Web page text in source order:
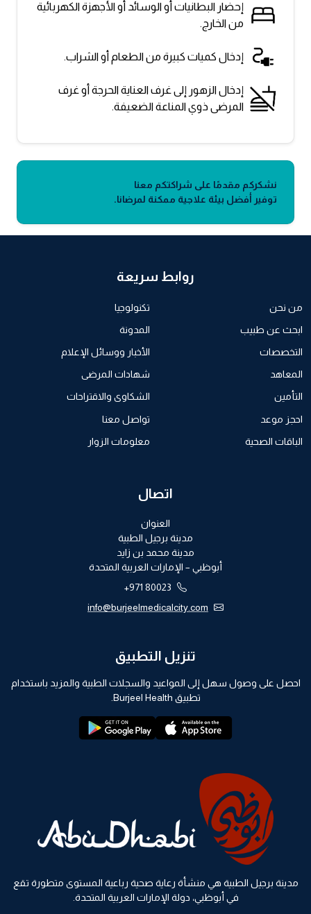
إحضار البطانيات أو الوسائد أو الأجهزة الكهربائية
من الخارج.
إدخال كميات كبيرة من الطعام أو الشراب.
إدخال الزهور إلى غرف العناية الحرجة أو غرف
المرضى ذوي المناعة الضعيفة.
نشكركم مقدمًا على شراكتكم معنا
توفير أفضل بيئة علاجية ممكنة لمرضانا.
مدينة برجيل الطبية هي منشأة رعاية صحية رباعية المستوى متطورة تقع
في أبوظبي، دولة الإمارات العربية المتحدة.
روابط سريعة
من نحن
ابحث عن طبيب
التخصصات
المعاهد
التأمين
احجز موعد
الباقات الصحية
تكنولوجيا
المدونة
الأخبار ووسائل الإعلام
شهادات المرضى
الشكاوى والاقتراحات
تواصل معنا
معلومات الزوار
اتصال
العنوان
مدينة برجيل الطبية
مدينة محمد بن زايد
أبوظبي – الإمارات العربية المتحدة
+971 80023
info@burjeelmedicalcity.com
تنزيل التطبيق
احصل على وصول سهل إلى المواعيد والسجلات الطبية والمزيد باستخدام
تطبيق Burjeel Health.
appstore:
playstore: